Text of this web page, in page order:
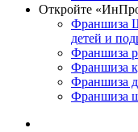
Откройте
Франшиза
детей и
Франшиза
Франшиза
Франшиза
Франшиза